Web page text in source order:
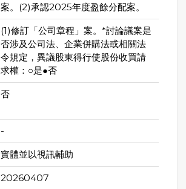
案。(2)承認2025年度盈餘分配案。
(1)修訂「公司章程」案。*討論議案是
否涉及公司法、企業併購法或相關法
令規定，異議股東得行使股份收買請
求權：○是●否
否
-
實體並以視訊輔助
20260407